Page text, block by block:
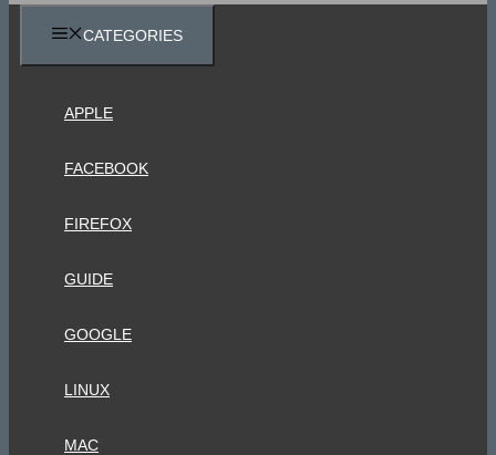
CATEGORIES
APPLE
FACEBOOK
FIREFOX
GUIDE
GOOGLE
LINUX
MAC